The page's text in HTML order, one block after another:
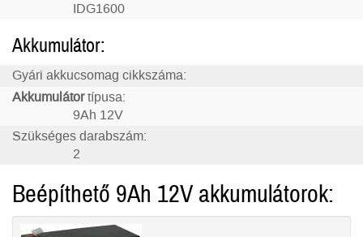
IDG1600
Akkumulátor:
Gyári akkucsomag cikkszáma:
Akkumulátortípusa:
9Ah 12V
Szükséges darabszám:
2
Beépíthető 9Ah 12V akkumulátorok: